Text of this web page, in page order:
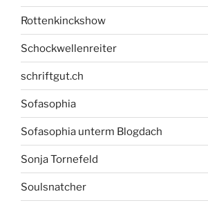
Rottenkinckshow
Schockwellenreiter
schriftgut.ch
Sofasophia
Sofasophia unterm Blogdach
Sonja Tornefeld
Soulsnatcher